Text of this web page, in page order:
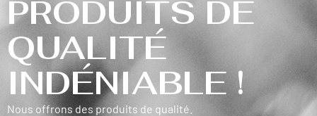
PRODUITS DE
QUALITÉ
INDÉNIABLE !
Nous offrons des produits de qualité.